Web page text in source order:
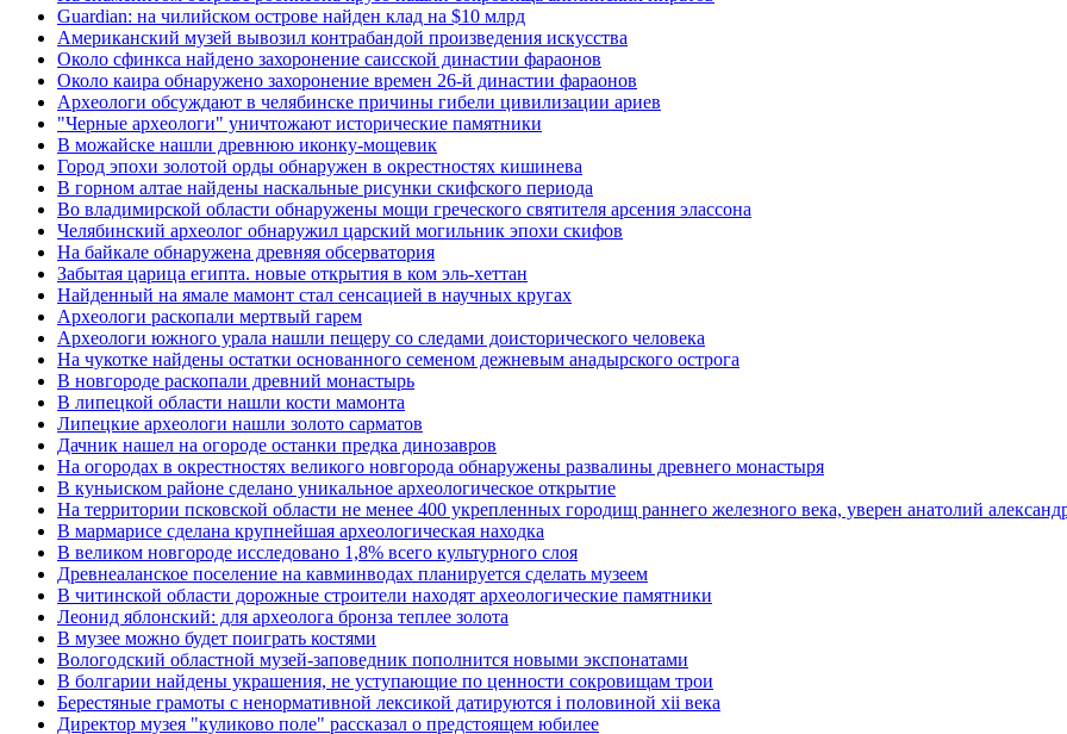
Guardian: на чилийском острове найден клад на $10 млрд
Американский музей вывозил контрабандой произведения искусства
Около сфинкса найдено захоронение саисской династии фараонов
Около каира обнаружено захоронение времен 26-й династии фараонов
Археологи обсуждают в челябинске причины гибели цивилизации ариев
"Черные археологи" уничтожают исторические памятники
В можайске нашли древнюю иконку-мощевик
Город эпохи золотой орды обнаружен в окрестностях кишинева
В горном алтае найдены наскальные рисунки скифского периода
Во владимирской области обнаружены мощи греческого святителя арсения элассона
Челябинский археолог обнаружил царский могильник эпохи скифов
На байкале обнаружена древняя обсерватория
Забытая царица египта. новые открытия в ком эль-хеттан
Найденный на ямале мамонт стал сенсацией в научных кругах
Археологи раскопали мертвый гарем
Археологи южного урала нашли пещеру со следами доисторического человека
На чукотке найдены остатки основанного семеном дежневым анадырского острога
В новгороде раскопали древний монастырь
В липецкой области нашли кости мамонта
Липецкие археологи нашли золото сарматов
Дачник нашел на огороде останки предка динозавров
На огородах в окрестностях великого новгорода обнаружены развалины древнего монастыря
В куньиском районе сделано уникальное археологическое открытие
На территории псковской области не менее 400 укрепленных городищ раннего железного века, уверен анатолий
В мармарисе сделана крупнейшая археологическая находка
В великом новгороде исследовано 1,8% всего культурного слоя
Древнеаланское поселение на кавминводах планируется сделать музеем
В читинской области дорожные строители находят археологические памятники
Леонид яблонский: для археолога бронза теплее золота
В музее можно будет поиграть костями
Вологодский областной музей-заповедник пополнится новыми экспонатами
В болгарии найдены украшения, не уступающие по ценности сокровищам трои
Берестяные грамоты с ненормативной лексикой датируются i половиной xii века
Директор музея "куликово поле" рассказал о предстоящем юбилее